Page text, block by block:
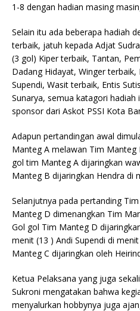
1-8 dengan hadian masing
Selain itu ada beberapa hadiah
terbaik, jatuh kepada Adjat
(3 gol) Kiper terbaik, Tantan,
Dadang Hidayat, Winger
Supendi, Wasit terbaik, Entis
Sunarya, semua katagori
sponsor dari Askot PSSI Kota
Adapun pertandingan awal
Manteg A melawan Tim Manteg
gol tim Manteg A dijaringkan
Manteg B dijaringkan Hendra di
Selanjutnya pada pertanding
Manteg D dimenangkan Tim
Gol gol Tim Manteg D
menit (13 ) Andi Supendi di
Manteg C dijaringkan oleh
Ketua Pelaksana yang juga
Sukroni mengatakan bahwa
menyalurkan hobbynya juga